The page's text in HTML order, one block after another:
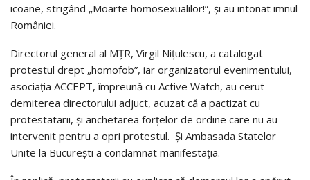
icoane, strigând „Moarte homosexualilor!”, şi au intonat imnul
României.
Directorul general al MŢR, Virgil Niţulescu, a catalogat
protestul drept „homofob”, iar organizatorul evenimentului,
asociaţia ACCEPT, împreună cu Active Watch, au cerut
demiterea directorului adjuct, acuzat că a pactizat cu
protestatarii, şi anchetarea forţelor de ordine care nu au
intervenit pentru a opri protestul. Şi Ambasada Statelor
Unite la Bucureşti a condamnat manifestaţia.